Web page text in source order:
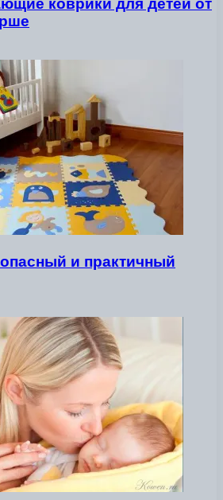
коврики для детей от
и практичный